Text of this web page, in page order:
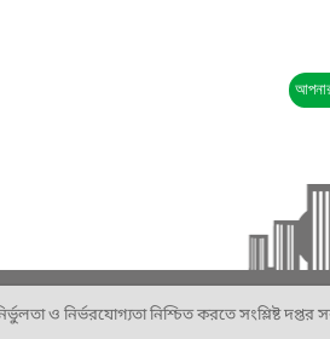
ও নির্ভরযোগ্যতা নিশ্চিত করতে সংশ্লিষ্ট দপ্তর